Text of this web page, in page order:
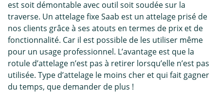
est soit démontable avec outil soit soudée sur la
traverse. Un attelage fixe Saab est un attelage prisé de
nos clients grâce à ses atouts en termes de prix et de
fonctionnalité. Car il est possible de les utiliser même
pour un usage professionnel. L’avantage est que la
rotule d’attelage n’est pas à retirer lorsqu’elle n’est pas
utilisée. Type d’attelage le moins cher et qui fait gagner
du temps, que demander de plus !